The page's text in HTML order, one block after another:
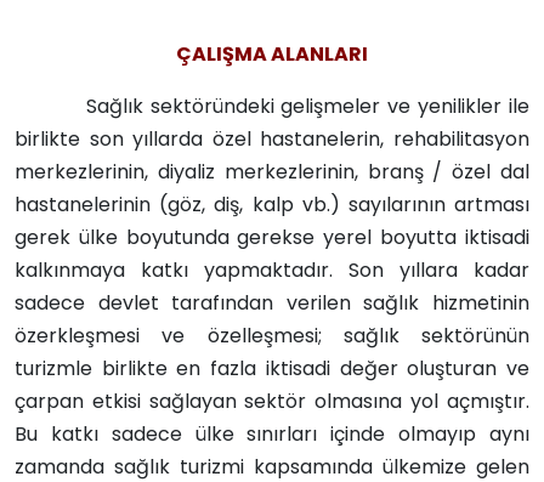
ÇALIŞMA ALANLARI
Sağlık sektöründeki gelişmeler ve yenilikler ile
birlikte son yıllarda özel hastanelerin, rehabilitasyon
merkezlerinin, diyaliz merkezlerinin, branş / özel dal
hastanelerinin (göz, diş, kalp vb.) sayılarının artması
gerek ülke boyutunda gerekse yerel boyutta iktisadi
kalkınmaya katkı yapmaktadır. Son yıllara kadar
sadece devlet tarafından verilen sağlık hizmetinin
özerkleşmesi ve özelleşmesi; sağlık sektörünün
turizmle birlikte en fazla iktisadi değer oluşturan ve
çarpan etkisi sağlayan sektör olmasına yol açmıştır.
Bu katkı sadece ülke sınırları içinde olmayıp aynı
zamanda sağlık turizmi kapsamında ülkemize gelen